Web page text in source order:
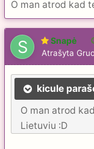
O man atrod kad
Snapė
Atrašyta
kicule
O man atrod
Lietuviu :D